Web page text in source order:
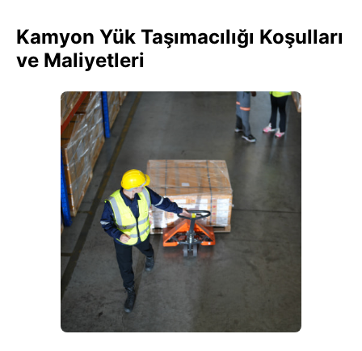
Kamyon Yük Taşımacılığı Koşulları
ve Maliyetleri